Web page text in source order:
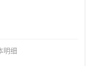
明细